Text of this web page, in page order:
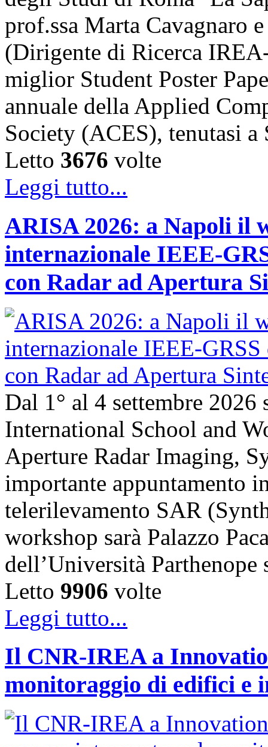
prof.ssa Marta Cavagnaro
(Dirigente di Ricerca
miglior Student Poster
annuale della Applied
Society (ACES), tenutasi
Letto 3676 volte
Leggi tutto...
ARISA 2026: a Napoli il
internazionale IEEE-
con Radar ad Apertura
Dal 1° al 4 settembre
International School and
Aperture Radar Imaging,
importante appuntamento
telerilevamento SAR
workshop sarà Palazzo
dell’Università
Letto 9906 volte
Leggi tutto...
Il CNR-IREA a
monitoraggio di edifici e